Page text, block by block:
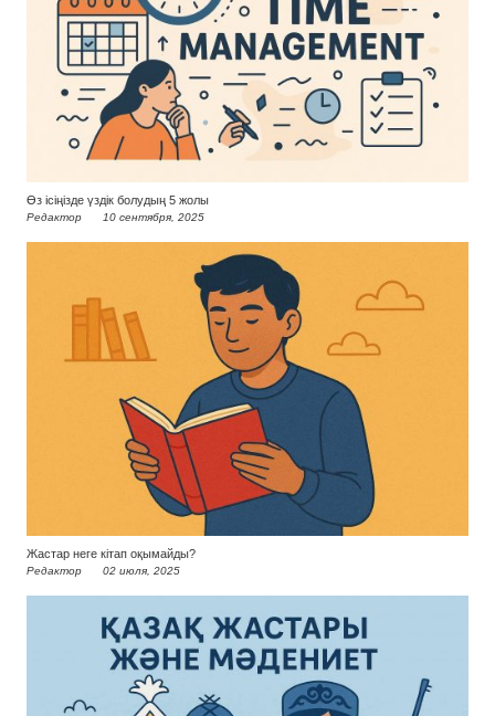
Өз ісіңізде үздік болудың 5 жолы
Редактор 10 сентября, 2025
Жастар неге кітап оқымайды?
Редактор 02 июля, 2025